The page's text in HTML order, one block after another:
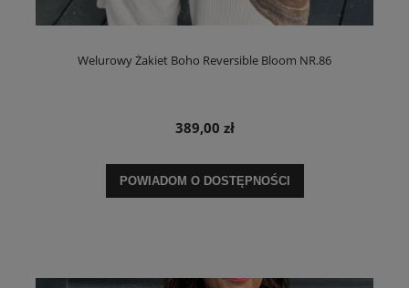
Welurowy Żakiet Boho Reversible Bloom NR.86
389,00 zł
POWIADOM O DOSTĘPNOŚCI